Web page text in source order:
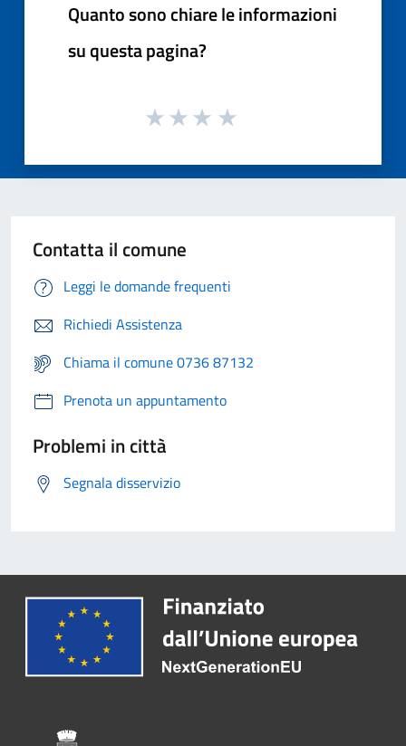
Quanto sono chiare le informazioni
su questa pagina?
Contatta il comune
Leggi le domande frequenti
Richiedi Assistenza
Chiama il comune 0736 87132
Prenota un appuntamento
Problemi in città
Segnala disservizio